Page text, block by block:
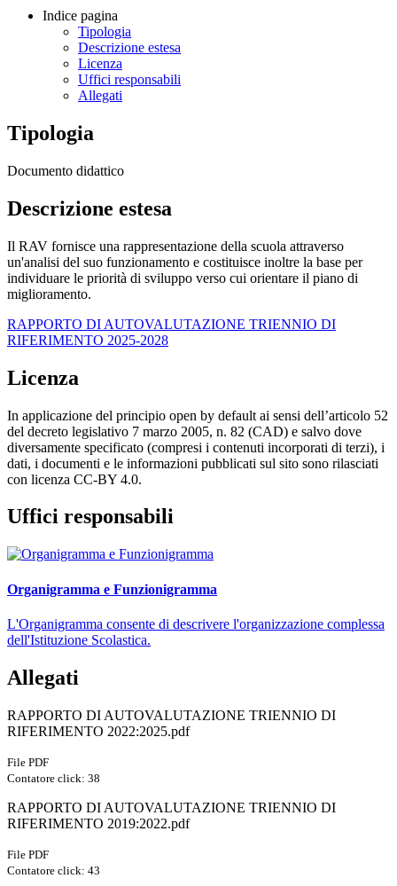
Indice pagina
Tipologia
Descrizione estesa
Licenza
Uffici responsabili
Allegati
Tipologia
Documento didattico
Descrizione estesa
Il RAV fornisce una rappresentazione della scuola attraverso
un'analisi del suo funzionamento e costituisce inoltre la base per
individuare le priorità di sviluppo verso cui orientare il piano di
miglioramento.
RAPPORTO DI AUTOVALUTAZIONE TRIENNIO DI
RIFERIMENTO 2025-2028
Licenza
In applicazione del principio open by default ai sensi dell’articolo 52
del decreto legislativo 7 marzo 2005, n. 82 (CAD) e salvo dove
diversamente specificato (compresi i contenuti incorporati di terzi), i
dati, i documenti e le informazioni pubblicati sul sito sono rilasciati
con licenza CC-BY 4.0.
Uffici responsabili
Organigramma e Funzionigramma
L'Organigramma consente di descrivere l'organizzazione complessa
dell'Istituzione Scolastica.
Allegati
RAPPORTO DI AUTOVALUTAZIONE TRIENNIO DI
RIFERIMENTO 2022:2025.pdf
File PDF
Contatore click: 38
RAPPORTO DI AUTOVALUTAZIONE TRIENNIO DI
RIFERIMENTO 2019:2022.pdf
File PDF
Contatore click: 43